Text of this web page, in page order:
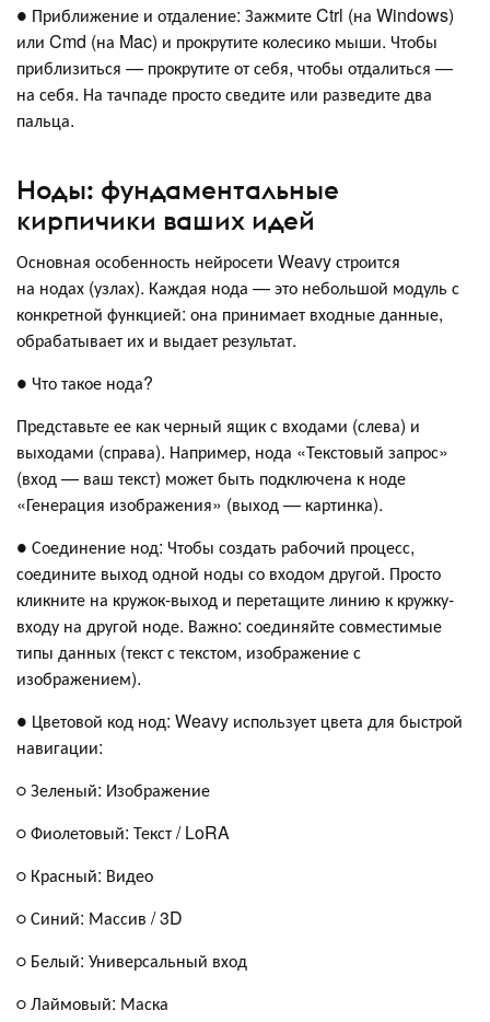
● Приближение и отдаление: Зажмите Ctrl (на Windows)
или Cmd (на Mac) и прокрутите колесико мыши. Чтобы
приблизиться — прокрутите от себя, чтобы отдалиться —
на себя. На тачпаде просто сведите или разведите два
пальца.
Ноды: фундаментальные
кирпичики ваших идей
Основная особенность нейросети Weavy строится
на нодах (узлах). Каждая нода — это небольшой модуль с
конкретной функцией: она принимает входные данные,
обрабатывает их и выдает результат.
● Что такое нода?
Представьте ее как черный ящик с входами (слева) и
выходами (справа). Например, нода «Текстовый запрос»
(вход — ваш текст) может быть подключена к ноде
«Генерация изображения» (выход — картинка).
● Соединение нод: Чтобы создать рабочий процесс,
соедините выход одной ноды со входом другой. Просто
кликните на кружок-выход и перетащите линию к кружку-
входу на другой ноде. Важно: соединяйте совместимые
типы данных (текст с текстом, изображение с
изображением).
● Цветовой код нод: Weavy использует цвета для быстрой
навигации:
○ Зеленый: Изображение
○ Фиолетовый: Текст / LoRA
○ Красный: Видео
○ Синий: Массив / 3D
○ Белый: Универсальный вход
○ Лаймовый: Маска